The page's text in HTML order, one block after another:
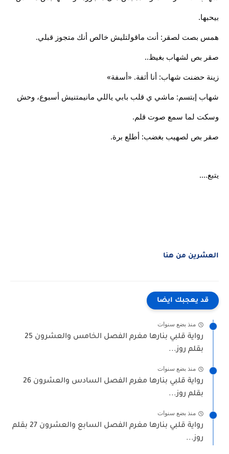
بيحبها.
همس بصت لصقر: أنت ماقولتليش خالص أنك متجوز قبلي.
صقر بص لشهاب بغيظ..
زينة حضنت شهاب: أنا أثفة. «أسفة»
شهاب إبتسم: ماشي ي قلب بابي ياللي مانيمتنيش أسبوع، وحش
وسكت لما سمع صوت قلم.
صقر بص لصهيب بغضب: أطلع برة.
يتبع....
العشرين من هنا
قد يعجبك ايضا
منذ بضع سنوات
رواية قلبي بنارها مغرم الفصل الخامس والعشرون 25
بقلم روز...
منذ بضع سنوات
رواية قلبي بنارها مغرم الفصل السادس والعشرون 26
بقلم روز...
منذ بضع سنوات
رواية قلبي بنارها مغرم الفصل السابع والعشرون 27 بقلم
روز...